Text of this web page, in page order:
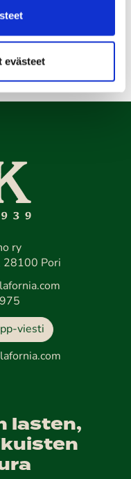
evästeet
ry
28100 Pori
viesti
lasten,